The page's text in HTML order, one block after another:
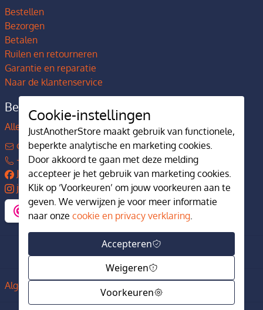
Bestellen
Bezorgen
Betalen
Ruilen en retourneren
Garantie en reparatie
Naar de klantenservice
Bedrijfsgegevens
Alles over JustAnotherStore
contact@justanotherstore.nl
+31 73 644 7405
JustAnotherStore
justanotherstore.nl
Algemene voorwaarden Privacy en cookiebeleid
Cookie-instellingen
JustAnotherStore maakt gebruik van functionele,
beperkte analytische en marketing cookies.
Door akkoord te gaan met deze melding
accepteer je het gebruik van marketing cookies.
Klik op ‘Voorkeuren’ om jouw voorkeuren aan te
geven. We verwijzen je voor meer informatie
naar onze cookie en privacy verklaring.
Accepteren
Weigeren
Voorkeuren